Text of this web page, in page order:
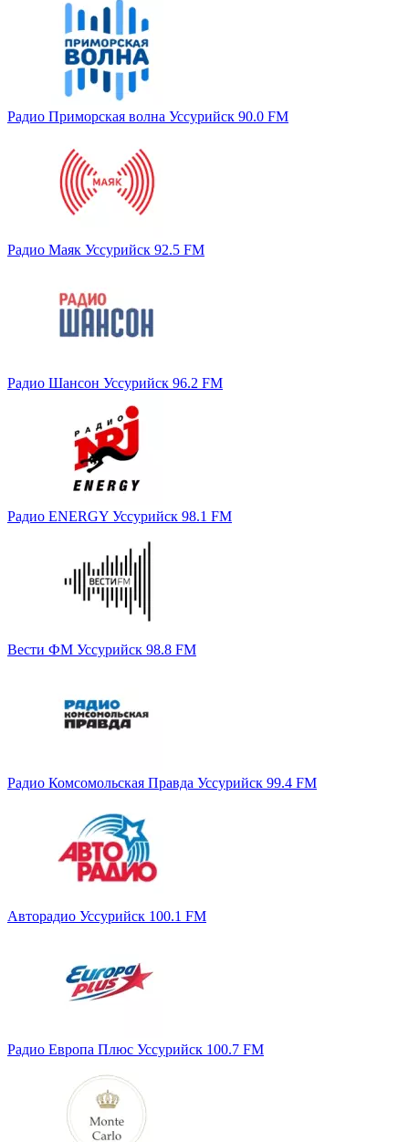
Радио Приморская волна Уссурийск 90.0 FM
Радио Маяк Уссурийск 92.5 FM
Радио Шансон Уссурийск 96.2 FM
Радио ENERGY Уссурийск 98.1 FM
Вести ФМ Уссурийск 98.8 FM
Радио Комсомольская Правда Уссурийск 99.4 FM
Авторадио Уссурийск 100.1 FM
Радио Европа Плюс Уссурийск 100.7 FM